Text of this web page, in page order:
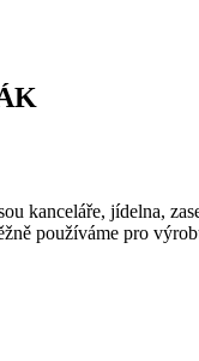
kanceláře, jídelna,
používáme pro